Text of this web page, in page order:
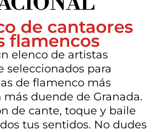
de cantaores
flamencos
elenco de artistas
seleccionados para
de flamenco más
duende de Granada.
de cante, toque y baile
tus sentidos. No dudes